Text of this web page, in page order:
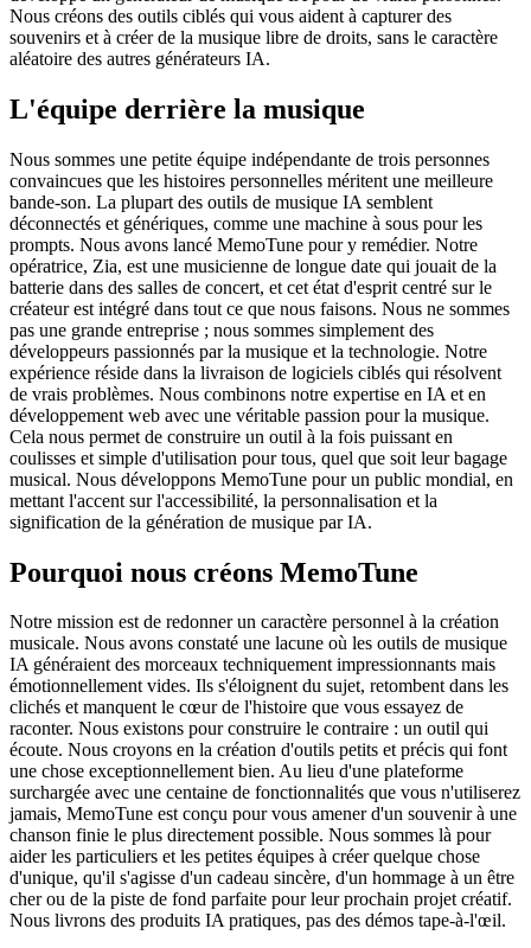
Nous créons des outils ciblés qui vous aident à capturer des
souvenirs et à créer de la musique libre de droits, sans le caractère
aléatoire des autres générateurs IA.
L'équipe derrière la musique
Nous sommes une petite équipe indépendante de trois personnes
convaincues que les histoires personnelles méritent une meilleure
bande-son. La plupart des outils de musique IA semblent
déconnectés et génériques, comme une machine à sous pour les
prompts. Nous avons lancé MemoTune pour y remédier. Notre
opératrice, Zia, est une musicienne de longue date qui jouait de la
batterie dans des salles de concert, et cet état d'esprit centré sur le
créateur est intégré dans tout ce que nous faisons. Nous ne sommes
pas une grande entreprise ; nous sommes simplement des
développeurs passionnés par la musique et la technologie. Notre
expérience réside dans la livraison de logiciels ciblés qui résolvent
de vrais problèmes. Nous combinons notre expertise en IA et en
développement web avec une véritable passion pour la musique.
Cela nous permet de construire un outil à la fois puissant en
coulisses et simple d'utilisation pour tous, quel que soit leur bagage
musical. Nous développons MemoTune pour un public mondial, en
mettant l'accent sur l'accessibilité, la personnalisation et la
signification de la génération de musique par IA.
Pourquoi nous créons MemoTune
Notre mission est de redonner un caractère personnel à la création
musicale. Nous avons constaté une lacune où les outils de musique
IA généraient des morceaux techniquement impressionnants mais
émotionnellement vides. Ils s'éloignent du sujet, retombent dans les
clichés et manquent le cœur de l'histoire que vous essayez de
raconter. Nous existons pour construire le contraire : un outil qui
écoute. Nous croyons en la création d'outils petits et précis qui font
une chose exceptionnellement bien. Au lieu d'une plateforme
surchargée avec une centaine de fonctionnalités que vous n'utiliserez
jamais, MemoTune est conçu pour vous amener d'un souvenir à une
chanson finie le plus directement possible. Nous sommes là pour
aider les particuliers et les petites équipes à créer quelque chose
d'unique, qu'il s'agisse d'un cadeau sincère, d'un hommage à un être
cher ou de la piste de fond parfaite pour leur prochain projet créatif.
Nous livrons des produits IA pratiques, pas des démos tape-à-l'œil.